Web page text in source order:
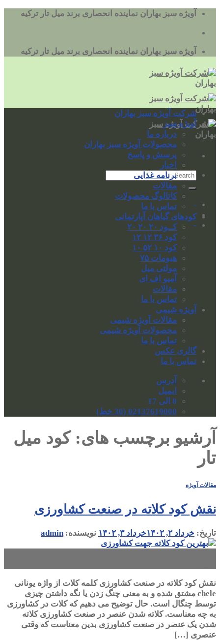
بروید
آویژه سبز بهاران نماینده انحصاری برند میل تار ترکیه
آویژه سبز بهاران نماینده انحصاری برند میل تار ترکیه
-
-
شرکت آویژه سبز بهاران
آویژه سبز
درباره ما
محصولات آویژه سبز بهاران
پرسش و پاسخ
اخبار
برنامه غذایی
مقالات
کاتالوگ محصولات
تماس با ما
کودهای گیاهان آپارتمانی
کــود ۲۰ ۲۰ ۲۰
کود ۳۶ ۱۲ ۱۲
کود ۱۰ ۵۲ ۱۰
هیومات ۷۵
مولتی میل
آمیو اف ای
مقالات
تماس با ما
آویژه شیمی
مقالات آویژه شیمی
محصولات آویژه شیمی
تماس با ما
گالری عکس
تماس با ما
آدرس
ایمیل
8 الی 17
02137619000 (30 خط)
آرشیو برچسب های:کود میل
تار
مقالات آویژه
نقش کود کلاته در صنعت کشاورزی
تاریخ: خرداد ۲, ۱۴۰۲ خرداد ۳, ۱۴۰۲ نویسنده:admin
نقش کود کلاته در صنعت کشاورزی کلمه کلات از واژه یونانی
chele مشتق شده و به معنی چنگ زدن یا نگه داشتن چیزی
توسط چنگال است. حال توضیح می دهیم که کلات در کشاورزی
به چه معناست. کلاته شدن عنصر در صنعت کشاورزی کلاته
شدن یک عنصر در صنعت کشاورزی بدین معناست که وقتی
عنصری […]